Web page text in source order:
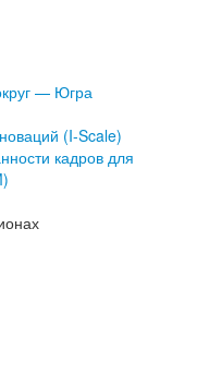
— Югра
(I-Scale)
кадров для